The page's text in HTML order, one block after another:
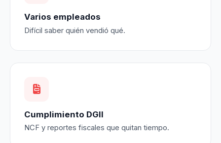
Varios empleados
Difícil saber quién vendió qué.
Cumplimiento DGII
NCF y reportes fiscales que quitan tiempo.